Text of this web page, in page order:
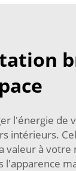
l'énergie de
intérieurs.
à